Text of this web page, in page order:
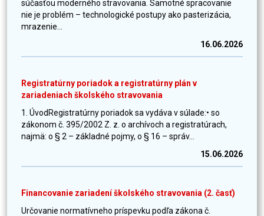
súčasťou moderného stravovania. Samotné spracovanie
nie je problém – technologické postupy ako pasterizácia,
mrazenie...
16.06.2026
Registratúrny poriadok a registratúrny plán v
zariadeniach školského stravovania
1. ÚvodRegistratúrny poriadok sa vydáva v súlade:• so
zákonom č. 395/2002 Z. z. o archívoch a registratúrach,
najmä: o § 2 – základné pojmy, o § 16 – správ...
15.06.2026
Financovanie zariadení školského stravovania (2. časť)
Určovanie normatívneho príspevku podľa zákona č.